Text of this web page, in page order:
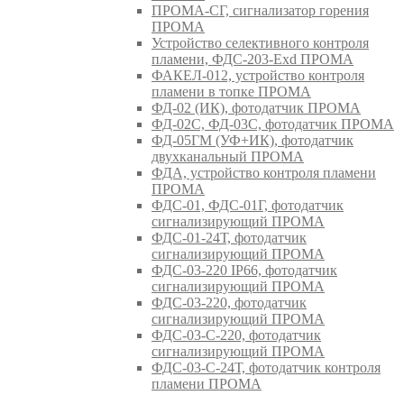
ПРОМА-СГ, сигнализатор горения
ПРОМА
Устройство селективного контроля
пламени, ФДС-203-Exd ПРОМА
ФАКЕЛ-012, устройство контроля
пламени в топке ПРОМА
ФД-02 (ИК), фотодатчик ПРОМА
ФД-02С, ФД-03С, фотодатчик ПРОМА
ФД-05ГМ (УФ+ИК), фотодатчик
двухканальный ПРОМА
ФДА, устройство контроля пламени
ПРОМА
ФДС-01, ФДС-01Г, фотодатчик
сигнализирующий ПРОМА
ФДС-01-24Т, фотодатчик
сигнализирующий ПРОМА
ФДС-03-220 IP66, фотодатчик
сигнализирующий ПРОМА
ФДС-03-220, фотодатчик
сигнализирующий ПРОМА
ФДС-03-С-220, фотодатчик
сигнализирующий ПРОМА
ФДС-03-С-24Т, фотодатчик контроля
пламени ПРОМА